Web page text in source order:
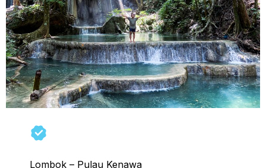
Lombok – Pulau Kenawa